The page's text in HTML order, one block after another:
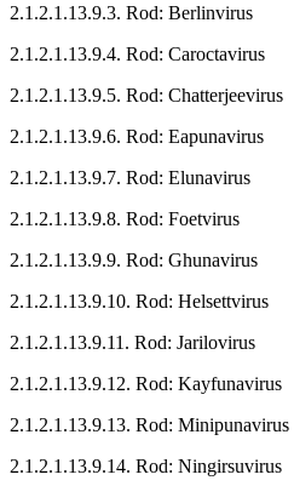
2.1.2.1.13.9.3. Rod: Berlinvirus
2.1.2.1.13.9.4. Rod: Caroctavirus
2.1.2.1.13.9.5. Rod: Chatterjeevirus
2.1.2.1.13.9.6. Rod: Eapunavirus
2.1.2.1.13.9.7. Rod: Elunavirus
2.1.2.1.13.9.8. Rod: Foetvirus
2.1.2.1.13.9.9. Rod: Ghunavirus
2.1.2.1.13.9.10. Rod: Helsettvirus
2.1.2.1.13.9.11. Rod: Jarilovirus
2.1.2.1.13.9.12. Rod: Kayfunavirus
2.1.2.1.13.9.13. Rod: Minipunavirus
2.1.2.1.13.9.14. Rod: Ningirsuvirus